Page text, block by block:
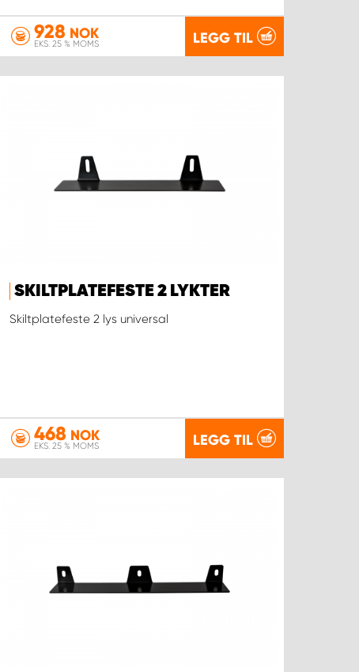
928 NOK
EKS. 25 % MOMS LEGG TIL
SKILTPLATEFESTE 2 LYKTER
Skiltplatefeste 2 lys universal
468 NOK
EKS. 25 % MOMS LEGG TIL